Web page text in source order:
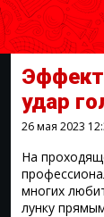
удар
26 мая 2023
На
многих
лунку